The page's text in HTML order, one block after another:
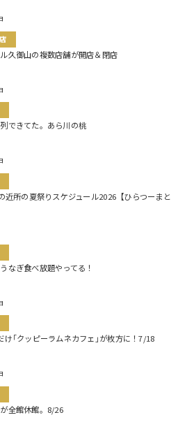
久御山の複数店舗が開店＆閉店
できてた。あら川の桃
近所の夏祭りスケジュール2026【ひらつーまと
なぎ食べ放題やってる！
け｢クッピーラムネカフェ｣が枚方に！7/18
全館休館。8/26